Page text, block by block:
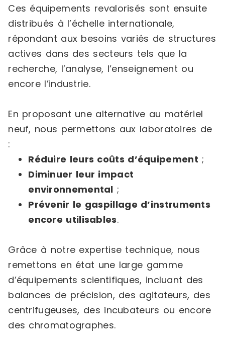
Ces équipements revalorisés sont ensuite
distribués à l’échelle internationale,
répondant aux besoins variés de structures
actives dans des secteurs tels que la
recherche, l’analyse, l’enseignement ou
encore l’industrie.
En proposant une alternative au matériel
neuf, nous permettons aux laboratoires de
:
Réduire leurs coûts d’équipement ;
Diminuer leur impact
environnemental ;
Prévenir le gaspillage d’instruments
encore utilisables.
Grâce à notre expertise technique, nous
remettons en état une large gamme
d’équipements scientifiques, incluant des
balances de précision, des agitateurs, des
centrifugeuses, des incubateurs ou encore
des chromatographes.